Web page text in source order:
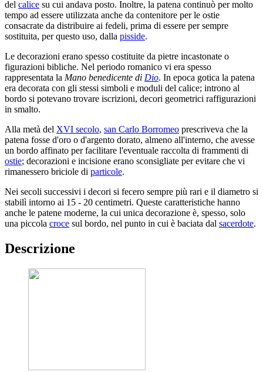
del calice su cui andava posto. Inoltre, la patena continuò per molto
tempo ad essere utilizzata anche da contenitore per le ostie
consacrate da distribuire ai fedeli, prima di essere per sempre
sostituita, per questo uso, dalla pisside.
Le decorazioni erano spesso costituite da pietre incastonate o
figurazioni bibliche. Nel periodo romanico vi era spesso
rappresentata la Mano benedicente di Dio. In epoca gotica la patena
era decorata con gli stessi simboli e moduli del calice; introno al
bordo si potevano trovare iscrizioni, decori geometrici raffigurazioni
in smalto.
Alla metà del XVI secolo, san Carlo Borromeo prescriveva che la
patena fosse d'oro o d'argento dorato, almeno all'interno, che avesse
un bordo affinato per facilitare l'eventuale raccolta di frammenti di
ostie; decorazioni e incisione erano sconsigliate per evitare che vi
rimanessero briciole di particole.
Nei secoli successivi i decori si fecero sempre più rari e il diametro si
stabilì intorno ai 15 - 20 centimetri. Queste caratteristiche hanno
anche le patene moderne, la cui unica decorazione è, spesso, solo
una piccola croce sul bordo, nel punto in cui è baciata dal sacerdote.
Descrizione